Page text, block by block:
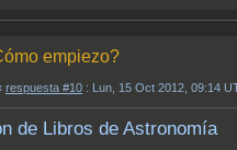
empiezo?
respuesta #10 : Lun, 15 Oct 2012, 09:14
de Libros de Astronomía